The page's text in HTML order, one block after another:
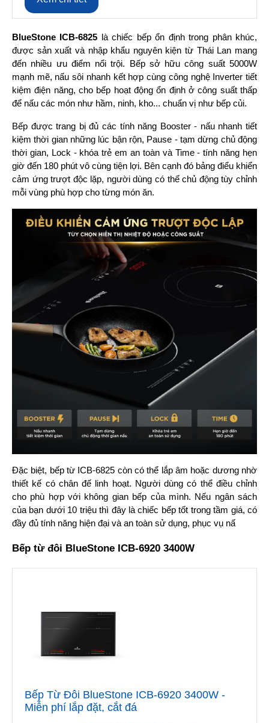
BlueStone ICB-6825 là chiếc bếp ổn định trong phân khúc,
được sản xuất và nhập khẩu nguyên kiện từ Thái Lan mang
đến nhiều ưu điểm nổi trội. Bếp sở hữu công suất 5000W
mạnh mẽ, nấu sôi nhanh kết hợp cùng công nghệ Inverter tiết
kiệm điện năng, cho bếp hoạt động ổn định ở công suất thấp
để nấu các món như hầm, ninh, kho... chuẩn vị như bếp củi.
Bếp được trang bị đủ các tính năng Booster - nấu nhanh tiết
kiệm thời gian những lúc bận rộn, Pause - tạm dừng chủ động
thời gian, Lock - khóa trẻ em an toàn và Time - tính năng hẹn
giờ đến 180 phút vô cùng tiện lợi. Bên cạnh đó bảng điểu khiển
cảm ứng trượt độc lặp, người dùng có thể chủ động tùy chỉnh
mỗi vùng phù hợp cho từng món ăn.
Đặc biệt, bếp từ ICB-6825 còn có thể lắp âm hoặc dương nhờ
thiết kế có chân đế linh hoạt. Người dùng có thể điều chỉnh
cho phù hợp với không gian bếp của mình. Nếu ngân sách
của bạn dưới 10 triệu thì đây là chiếc bếp tốt trong tầm giá, có
đầy đủ tính năng hiện đại và an toàn sử dụng, phục vụ nấ
Bếp từ đôi BlueStone ICB-6920 3400W
Bếp Từ Đôi BlueStone ICB-6920 3400W -
Miễn phí lắp đặt, cắt đá